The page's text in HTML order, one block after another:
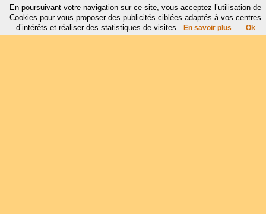
En poursuivant votre navigation sur ce site, vous acceptez l’utilisation de
Cookies pour vous proposer des publicités ciblées adaptés à vos centres
d’intérêts et réaliser des statistiques de visites.
En savoir plus Ok